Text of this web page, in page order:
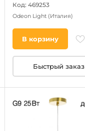
Код: 469253
Odeon Light (Италия)
В корзину
Быстрый заказ